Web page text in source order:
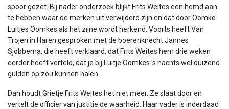
spoor gezet. Bij nader onderzoek blijkt Frits Weites een hemd aan
te hebben waar de merken uit verwijderd zijn en dat door Oomke
Luitjes Oomkes als het zijne wordt herkend. Voorts heeft Van
Trojen in Haren gesproken met de boerenknecht Jannes
Sjobbema, die heeft verklaard, dat Frits Weites hem drie weken
eerder heeft verteld, dat je bij Luitje Oomkes ’s nachts wel duizend
gulden op zou kunnen halen.
Dan houdt Grietje Frits Weites het niet meer. Ze slaat door en
vertelt de officier van justitie de waarheid. Haar vader is inderdaad